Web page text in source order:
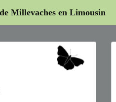
Millevaches en Limousin